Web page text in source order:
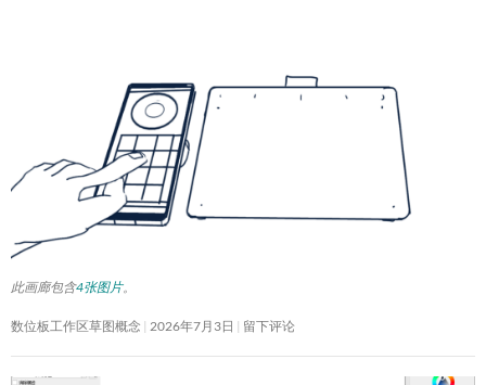
此画廊包含4张图片。
数位板工作区草图概念 2026年7月3日 留下评论